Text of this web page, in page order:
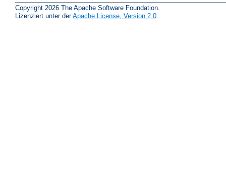
Copyright 2026 The Apache Software Foundation.
Lizenziert unter derApache License, Version 2.0